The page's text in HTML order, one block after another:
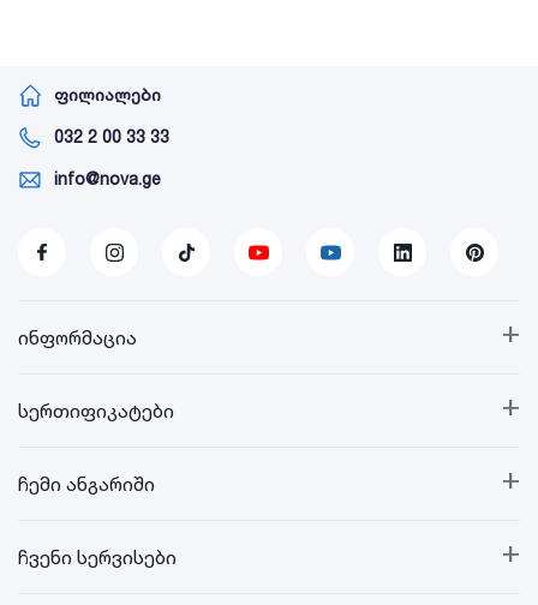
ფილიალები
032 2 00 33 33
info@nova.ge
+
ინფორმაცია
+
სერთიფიკატები
+
ჩემი ანგარიში
+
ჩვენი სერვისები